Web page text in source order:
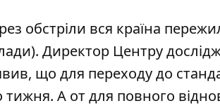
обстріли вся країна
Директор Центру
що для переходу до
тижня. А от для повного